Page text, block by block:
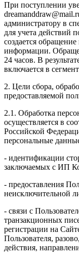
При поступлении
администратору в
для учета действий
создается
информации.
24 часов. В
включается в
2. Цели сбора,
предоставляемой
2.1. Обработка
осуществляется в
Российской
персональные
- идентификации
заключаемых с ИП
- предоставления
неисключительной
- связи с
транзакционных
регистрации на
Пользователя,
действия,